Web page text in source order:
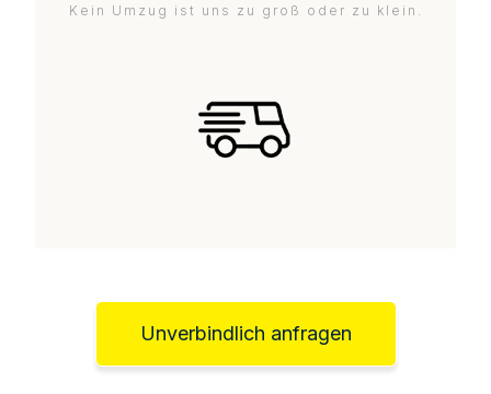
Kein Umzug ist uns zu groß oder zu klein.
Unverbindlich anfragen